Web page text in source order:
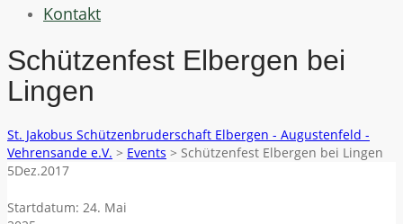
Kontakt
Schützenfest Elbergen bei
Lingen
St. Jakobus Schützenbruderschaft Elbergen - Augustenfeld -
Vehrensande e.V. > Events > Schützenfest Elbergen bei Lingen
5Dez.2017
Startdatum: 24. Mai